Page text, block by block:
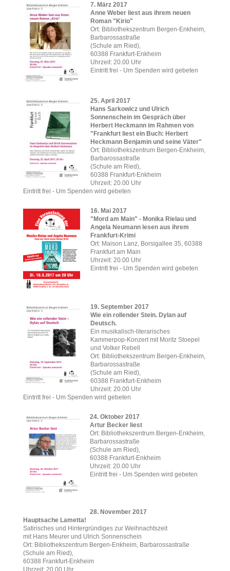
7. März 2017
Anne Weber liest aus ihrem neuen
Roman "Kirio"
Ort: Bibliothekszentrum Bergen-Enkheim,
Barbarossastraße
(Schule am Ried),
60388 Frankfurt-Enkheim
Uhrzeit: 20.00 Uhr
Eintritt frei - Um Spenden wird gebeten
25. April 2017
Hans Sarkowicz und Ulrich
Sonnenschein im Gespräch über
Herbert Heckmann im Rahmen von
"Frankfurt liest ein Buch: Herbert
Heckmann Benjamin und seine Väter"
Ort: Bibliothekszentrum Bergen-Enkheim,
Barbarossastraße
(Schule am Ried),
60388 Frankfurt-Enkheim
Uhrzeit: 20.00 Uhr
Eintritt frei - Um Spenden wird gebeten
16. Mai 2017
"Mord am Main" - Monika Rielau und
Angela Neumann lesen aus ihrem
Frankfurt-Krimi
Ort: Maison Lanz, Borsigallee 35, 60388
Frankfurt am Main
Uhrzeit: 20.00 Uhr
Eintritt frei - Um Spenden wird gebeten
19. September 2017
Wie ein rollender Stein. Dylan auf
Deutsch.
Ein musikalisch-literarisches
Kammerpop-Konzert mit Moritz Stoepel
und Volker Rebell
Ort: Bibliothekszentrum Bergen-Enkheim,
Barbarossastraße
(Schule am Ried),
60388 Frankfurt-Enkheim
Uhrzeit: 20.00 Uhr
Eintritt frei - Um Spenden wird gebeten
24. Oktober 2017
Artur Becker liest
Ort: Bibliothekszentrum Bergen-Enkheim,
Barbarossastraße
(Schule am Ried),
60388 Frankfurt-Enkheim
Uhrzeit: 20.00 Uhr
Eintritt frei - Um Spenden wird gebeten
28. November 2017
Hauptsache Lametta!
Satirisches und Hintergründiges zur Weihnachtszeit
mit Hans Meurer und Ulrich Sonnenschein
Ort: Bibliothekszentrum Bergen-Enkheim, Barbarossastraße
(Schule am Ried),
60388 Frankfurt-Enkheim
Uhrzeit: 20.00 Uhr